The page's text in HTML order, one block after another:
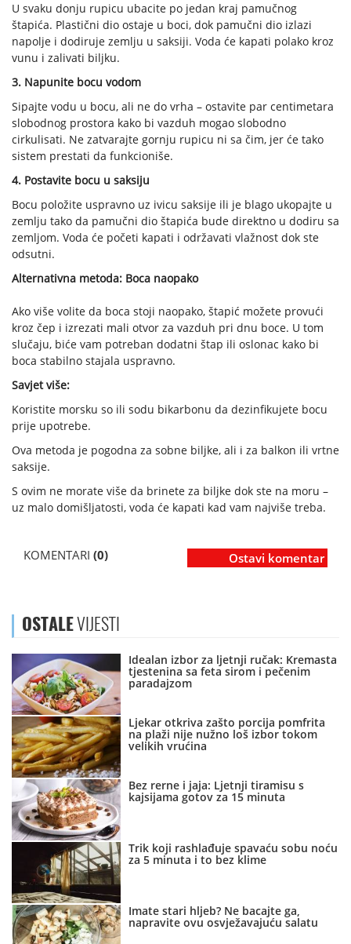
U svaku donju rupicu ubacite po jedan kraj pamučnog
štapića. Plastični dio ostaje u boci, dok pamučni dio izlazi
napolje i dodiruje zemlju u saksiji. Voda će kapati polako kroz
vunu i zalivati biljku.
3. Napunite bocu vodom
Sipajte vodu u bocu, ali ne do vrha – ostavite par centimetara
slobodnog prostora kako bi vazduh mogao slobodno
cirkulisati. Ne zatvarajte gornju rupicu ni sa čim, jer će tako
sistem prestati da funkcioniše.
4. Postavite bocu u saksiju
Bocu položite uspravno uz ivicu saksije ili je blago ukopajte u
zemlju tako da pamučni dio štapića bude direktno u dodiru sa
zemljom. Voda će početi kapati i održavati vlažnost dok ste
odsutni.
Alternativna metoda: Boca naopako
Ako više volite da boca stoji naopako, štapić možete provući
kroz čep i izrezati mali otvor za vazduh pri dnu boce. U tom
slučaju, biće vam potreban dodatni štap ili oslonac kako bi
boca stabilno stajala uspravno.
Savjet više:
Koristite morsku so ili sodu bikarbonu da dezinfikujete bocu
prije upotrebe.
Ova metoda je pogodna za sobne biljke, ali i za balkon ili vrtne
saksije.
S ovim ne morate više da brinete za biljke dok ste na moru –
uz malo domišljatosti, voda će kapati kad vam najviše treba.
KOMENTARI (0) Ostavi komentar
OSTALEVIJESTI
Idealan izbor za ljetnji ručak: Kremasta
tjestenina sa feta sirom i pečenim
paradajzom
Ljekar otkriva zašto porcija pomfrita
na plaži nije nužno loš izbor tokom
velikih vrućina
Bez rerne i jaja: Ljetnji tiramisu s
kajsijama gotov za 15 minuta
Trik koji rashlađuje spavaću sobu noću
za 5 minuta i to bez klime
Imate stari hljeb? Ne bacajte ga,
napravite ovu osvježavajuću salatu